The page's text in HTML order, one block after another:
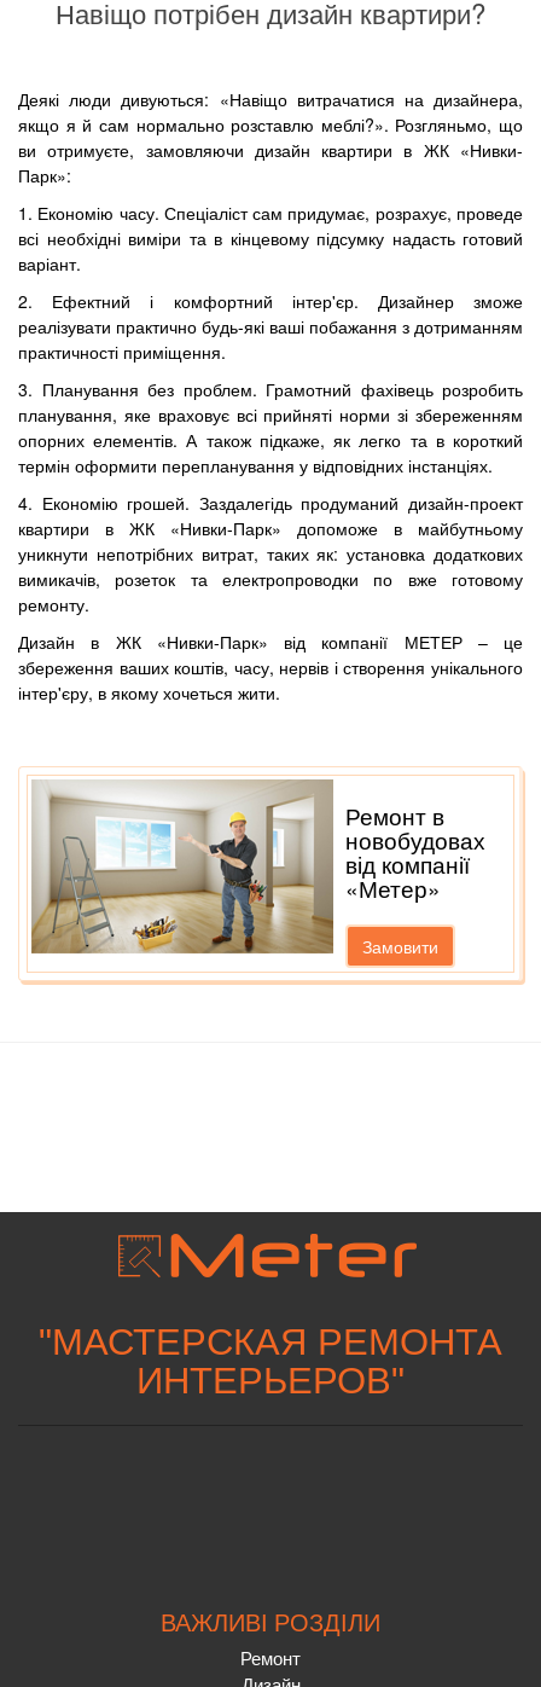
Навіщо потрібен дизайн квартири?
Деякі люди дивуються: «Навіщо витрачатися на дизайнера,
якщо я й сам нормально розставлю меблі?». Розгляньмо, що
ви отримуєте, замовляючи дизайн квартири в ЖК «Нивки-
Парк»:
1. Економію часу. Спеціаліст сам придумає, розрахує, проведе
всі необхідні виміри та в кінцевому підсумку надасть готовий
варіант.
2. Ефектний і комфортний інтер'єр. Дизайнер зможе
реалізувати практично будь-які ваші побажання з дотриманням
практичності приміщення.
3. Планування без проблем. Грамотний фахівець розробить
планування, яке враховує всі прийняті норми зі збереженням
опорних елементів. А також підкаже, як легко та в короткий
термін оформити перепланування у відповідних інстанціях.
4. Економію грошей. Заздалегідь продуманий дизайн-проект
квартири в ЖК «Нивки-Парк» допоможе в майбутньому
уникнути непотрібних витрат, таких як: установка додаткових
вимикачів, розеток та електропроводки по вже готовому
ремонту.
Дизайн в ЖК «Нивки-Парк» від компанії МЕТЕР – це
збереження ваших коштів, часу, нервів і створення унікального
інтер'єру, в якому хочеться жити.
Ремонт в
новобудовах
від компанії
«Метер»
Замовити
"МАСТЕРСКАЯ РЕМОНТА
ИНТЕРЬЕРОВ"
ВАЖЛИВІ РОЗДІЛИ
Ремонт